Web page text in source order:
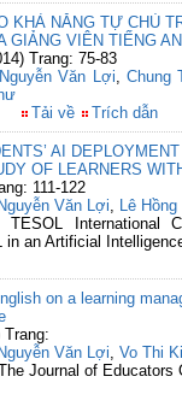
KHẢ NĂNG TỰ CHỦ
GIẢNG VIÊN TIẾNG
Trang: 75-83
Nguyễn Văn Lợi, Chung
Tải về Trích dẫn
AI
OF LEARNERS
111-122
Nguyễn Văn Lợi, Lê Hồng
International
in an Artificial
on a learning
Trang:
Nguyễn Văn Lợi, Vo Thi
Journal of Educators